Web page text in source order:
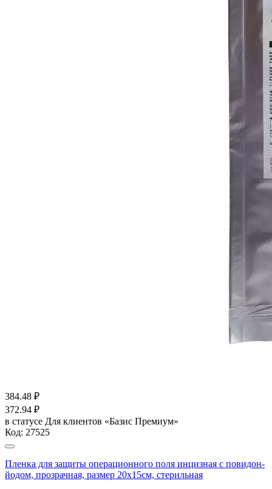
384.48 ₽
372.94 ₽
в статусе Для клиентов «Базис Премиум»
Код: 27525
Пленка для защиты операционного поля инцизная с повидон-
йодом, прозрачная, размер 20х15см, стерильная